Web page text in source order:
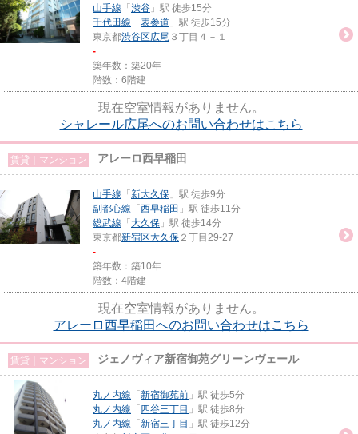
山手線 「 渋谷 」駅 徒歩15分
千代田線 「 表参道 」駅 徒歩15分
東京都渋谷区広尾 ３丁目４－１
-
築年数：築20年
階数：6階建
現在空室情報がありません。
シャレール広尾へのお問い合わせはこちら
賃貸｜マンション アレーロ西早稲田
山手線 「 新大久保 」駅 徒歩9分
副都心線 「 西早稲田 」駅 徒歩11分
総武線 「 大久保 」駅 徒歩14分
東京都新宿区大久保 ２丁目29-27
-
築年数：築10年
階数：4階建
現在空室情報がありません。
アレーロ西早稲田へのお問い合わせはこちら
賃貸｜マンション ジェノヴィア新宿御苑グリーンヴェール
丸ノ内線 「 新宿御苑前 」駅 徒歩5分
丸ノ内線 「 四谷三丁目 」駅 徒歩8分
丸ノ内線 「 新宿三丁目 」駅 徒歩12分